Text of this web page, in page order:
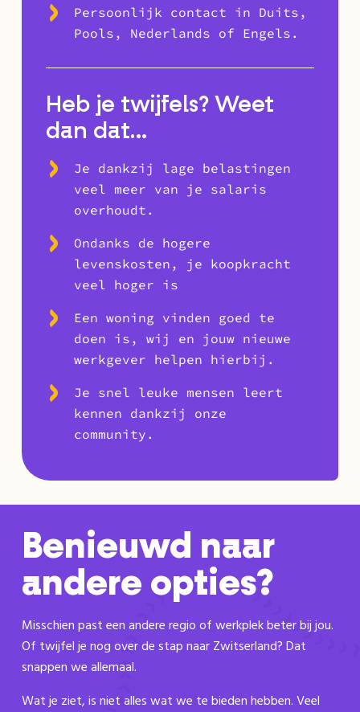
Persoonlijk contact in Duits,
Pools, Nederlands of Engels.
Heb je twijfels? Weet
dan dat…
Je dankzij lage belastingen
veel meer van je salaris
overhoudt.
Ondanks de hogere
levenskosten, je koopkracht
veel hoger is
Een woning vinden goed te
doen is, wij en jouw nieuwe
werkgever helpen hierbij.
Je snel leuke mensen leert
kennen dankzij onze
community.
Benieuwd naar
andere opties?
Misschien past een andere regio of werkplek beter bij jou.
Of twijfel je nog over de stap naar Zwitserland? Dat
snappen we allemaal.
Wat je ziet, is niet alles wat we te bieden hebben. Veel